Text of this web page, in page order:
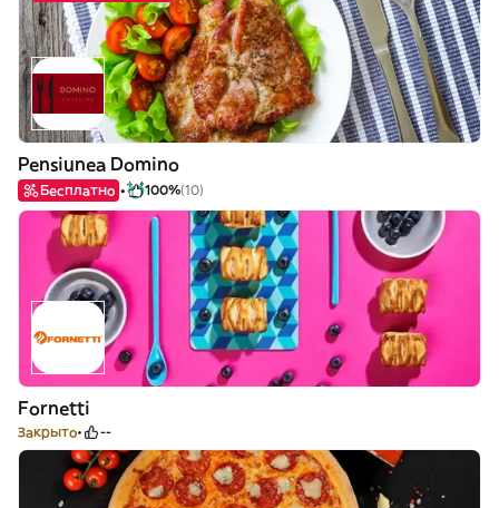
Pensiunea Domino
Бесплатно 100%(10)
Fornetti
Закрыто --